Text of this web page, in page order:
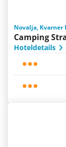
Novalja, Kvarner
Camping
Hoteldetails